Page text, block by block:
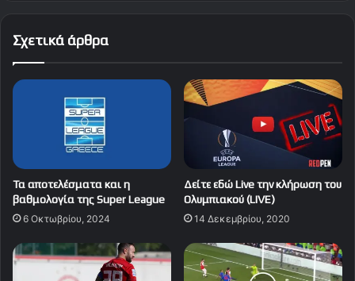
Σχετικά άρθρα
Τα αποτελέσματα και η
βαθμολογία της Super League
6 Οκτωβρίου, 2024
Δείτε εδώ Live την κλήρωση του
Ολυμπιακού (LIVE)
14 Δεκεμβρίου, 2020